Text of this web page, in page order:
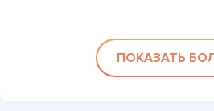
ПОКАЗАТЬ